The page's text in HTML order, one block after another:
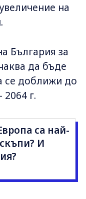
на
България за
да бъде
се доближи до
г.
са най-
И